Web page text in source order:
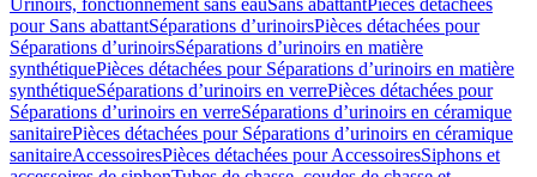
Urinoirs, fonctionnement sans eauSans abattantPièces détachées
pour Sans abattantSéparations d’urinoirsPièces détachées pour
Séparations d’urinoirsSéparations d’urinoirs en matière
synthétiquePièces détachées pour Séparations d’urinoirs en matière
synthétiqueSéparations d’urinoirs en verrePièces détachées pour
Séparations d’urinoirs en verreSéparations d’urinoirs en céramique
sanitairePièces détachées pour Séparations d’urinoirs en céramique
sanitaireAccessoiresPièces détachées pour AccessoiresSiphons et